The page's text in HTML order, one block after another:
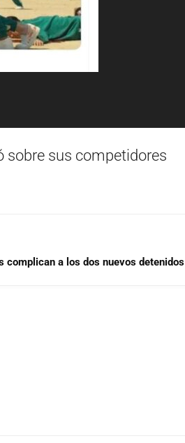
sobre sus competidores
complican a los dos nuevos detenidos